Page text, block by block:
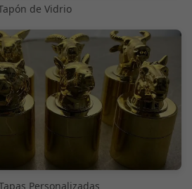
de Vidrio
Personalizadas